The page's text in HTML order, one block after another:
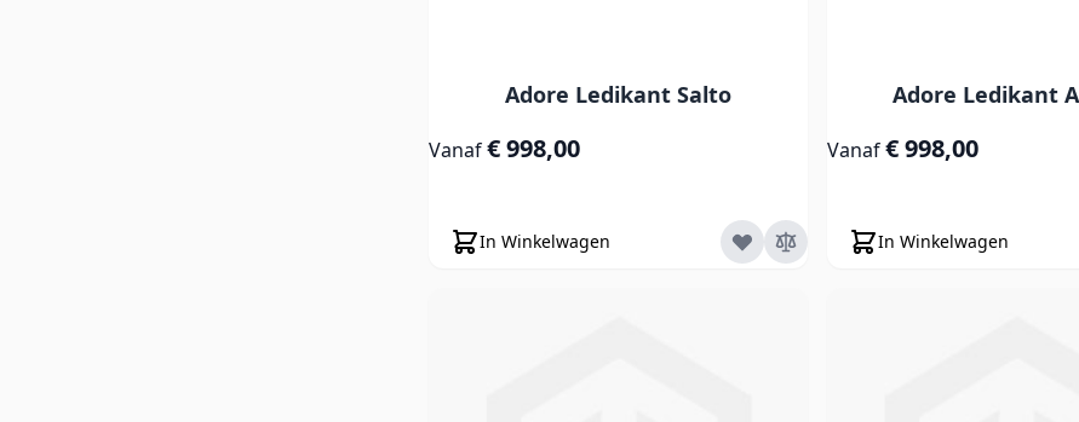
Adore Ledikant Salto
Vanaf€ 998,00
In Winkelwagen
Adore Ledikant
Vanaf€ 998,00
In Winkelwagen